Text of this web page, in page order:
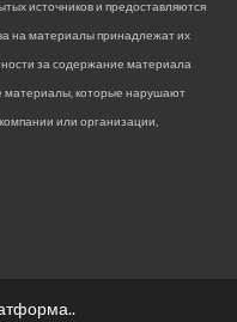
источников и предоставляются
на материалы принадлежат их
за содержание материала
материалы, которые нарушают
или организации,
.